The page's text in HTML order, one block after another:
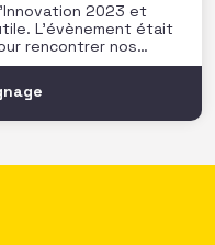
2023 et
L’évènement était
rencontrer nos
de P. Doazan sur
booster son
inspiré. Je